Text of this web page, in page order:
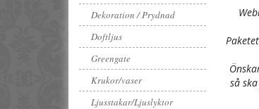
Dekoration / Prydnad
Doftljus
Greengate
Krukor/vaser
Ljusstakar/Ljuslyktor
så